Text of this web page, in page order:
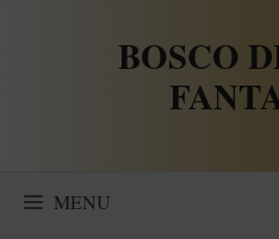
BOSCO
MENU